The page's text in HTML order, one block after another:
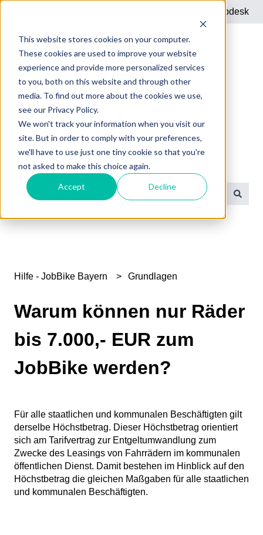
This website stores cookies on your computer.
These cookies are used to improve your website
experience and provide more personalized services
to you, both on this website and through other
media. To find out more about the cookies we use,
see our Privacy Policy.
We won't track your information when you visit our
site. But in order to comply with your preferences,
we'll have to use just one tiny cookie so that you're
not asked to make this choice again.
Accept Decline
Helpdesk
JobBike Bayern
Hilfe - JobBike Bayern Grundlagen
Warum können nur Räder
bis 7.000,- EUR zum
JobBike werden?
Für alle staatlichen und kommunalen Beschäftigten gilt
derselbe Höchstbetrag. Dieser Höchstbetrag orientiert
sich am Tarifvertrag zur Entgeltumwandlung zum
Zwecke des Leasings von Fahrrädern im kommunalen
öffentlichen Dienst. Damit bestehen im Hinblick auf den
Höchstbetrag die gleichen Maßgaben für alle staatlichen
und kommunalen Beschäftigten.